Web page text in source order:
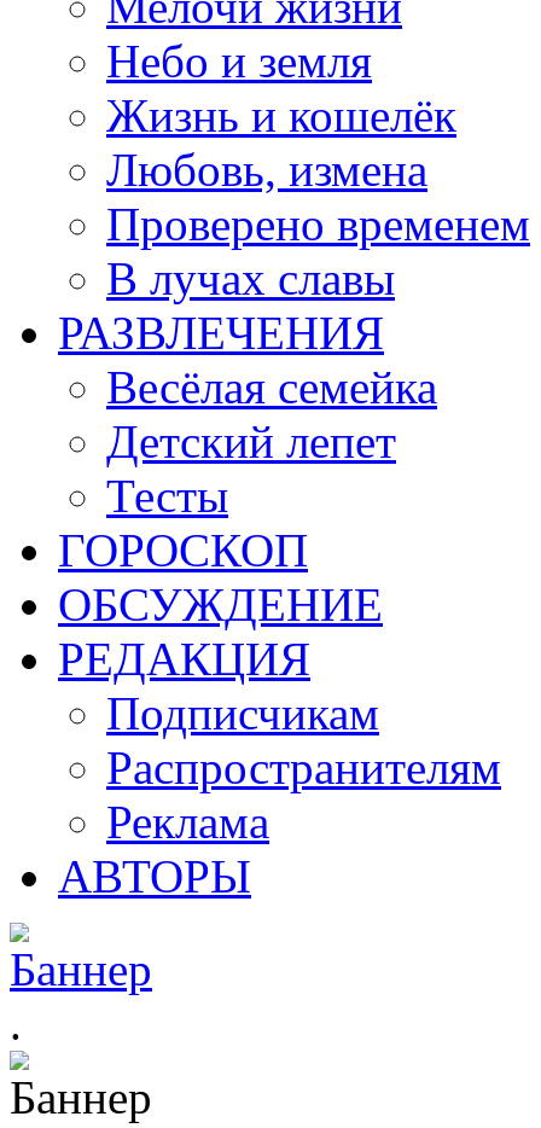
Небо и земля
Жизнь и кошелёк
Любовь, измена
Проверено временем
В лучах славы
РАЗВЛЕЧЕНИЯ
Весёлая семейка
Детский лепет
Тесты
ГОРОСКОП
ОБСУЖДЕНИЕ
РЕДАКЦИЯ
Подписчикам
Распространителям
Реклама
АВТОРЫ
.